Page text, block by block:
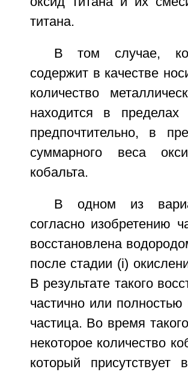
титана.
В том случае,
содержит в качестве
количество
находится в
предпочтительно, в
суммарного веса
кобальта.
В одном из
согласно изобретению
восстановлена
после стадии (i)
В результате такого
частично или полностью
частица. Во время
некоторое количество
который